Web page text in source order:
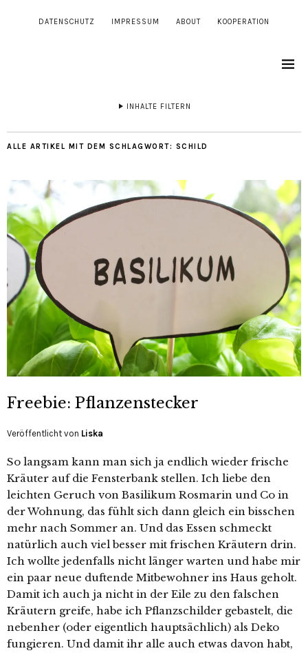
DATENSCHUTZ IMPRESSUM ABOUT KOOPERATION
INHALTE FILTERN
ALLE ARTIKEL MIT DEM SCHLAGWORT: SCHILD
Freebie: Pflanzenstecker
Veröffentlicht von Liska
So langsam kann man sich ja endlich wieder frische
Kräuter auf die Fensterbank stellen. Ich liebe den
leichten Geruch von Basilikum Rosmarin und Co in
der Wohnung, das fühlt sich dann gleich ein bisschen
mehr nach Sommer an. Und das Essen schmeckt
natürlich auch viel besser mit frischen Kräutern drin.
Ich wollte jedenfalls nicht länger warten und habe mir
ein paar neue duftende Mitbewohner ins Haus geholt.
Damit ich auch ja nicht in der Eile zu den falschen
Kräutern greife, habe ich Pflanzschilder gebastelt, die
nebenher (oder eigentlich hauptsächlich) als Deko
fungieren. Und damit ihr alle auch etwas davon habt,